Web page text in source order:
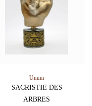
Unum
SACRISTIE DES
ARBRES